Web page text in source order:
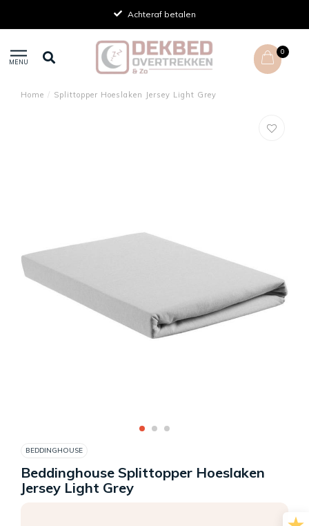
Achteraf betalen
MENU
0
Home / Splittopper Hoeslaken Jersey Light Grey
BEDDINGHOUSE
Beddinghouse Splittopper Hoeslaken
Jersey Light Grey